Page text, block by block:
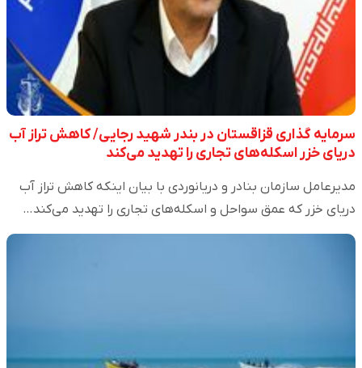
سرمایه گذاری قزاقستان در بندر شهید رجایی/ کاهش تراز آب
دریای خزر اسکله‌های تجاری را تهدید می‌کند
مدیرعامل سازمان بنادر و دریانوردی با بیان اینکه کاهش تراز آب
دریای خزر که عمق سواحل و اسکله‌های تجاری را تهدید می‌کند…